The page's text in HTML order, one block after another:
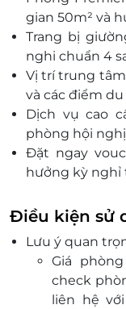
gian 50m² và
Trang bị
nghi chuẩn 4
Vị trí trung tâm
và các điểm
Dịch vụ cao
phòng hội
Đặt ngay
hưởng kỳ nghỉ
thanh toán
Trải nghiệm
nghiệp – chỉ có
Điều kiện sử
Lưu ý quan
Giá
check
liên hệ